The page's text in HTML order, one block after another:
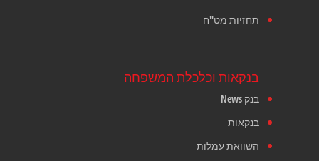
תחזיות מט"ח
בנקאות וכלכלת המשפחה
בנק News
בנקאות
השוואת עמלות